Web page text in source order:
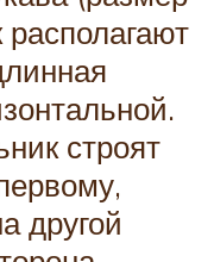
строят
другой